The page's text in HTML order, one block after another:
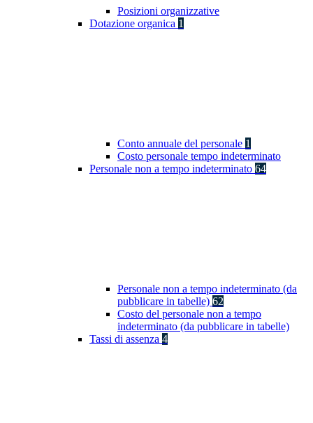
Posizioni organizzative
Dotazione organica 1
Conto annuale del personale 1
Costo personale tempo indeterminato
Personale non a tempo indeterminato 64
Personale non a tempo indeterminato (da
pubblicare in tabelle) 62
Costo del personale non a tempo
indeterminato (da pubblicare in tabelle)
Tassi di assenza 4